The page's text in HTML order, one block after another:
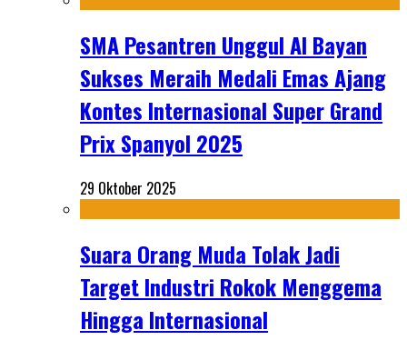
SMA Pesantren Unggul Al Bayan
Sukses Meraih Medali Emas Ajang
Kontes Internasional Super Grand
Prix Spanyol 2025
29 Oktober 2025
Suara Orang Muda Tolak Jadi
Target Industri Rokok Menggema
Hingga Internasional